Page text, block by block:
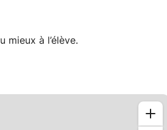
à l’élève.